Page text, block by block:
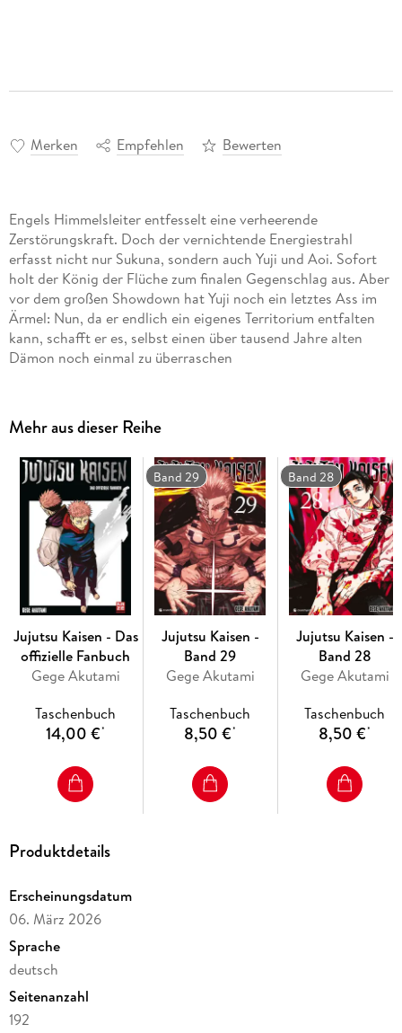
Merken Empfehlen Bewerten
Engels Himmelsleiter entfesselt eine verheerende
Zerstörungskraft. Doch der vernichtende Energiestrahl
erfasst nicht nur Sukuna, sondern auch Yuji und Aoi. Sofort
holt der König der Flüche zum finalen Gegenschlag aus. Aber
vor dem großen Showdown hat Yuji noch ein letztes Ass im
Ärmel: Nun, da er endlich ein eigenes Territorium entfalten
kann, schafft er es, selbst einen über tausend Jahre alten
Dämon noch einmal zu überraschen
Mehr aus dieser Reihe
Jujutsu Kaisen - Das
offizielle Fanbuch
Gege Akutami
Taschenbuch
14,00 €*
Band 29
Jujutsu Kaisen -
Band 29
Gege Akutami
Taschenbuch
8,50 €*
Band 28
Jujutsu Kaisen -
Band 28
Gege Akutami
Taschenbuch
8,50 €*
Produktdetails
Erscheinungsdatum
06. März 2026
Sprache
deutsch
Seitenanzahl
192